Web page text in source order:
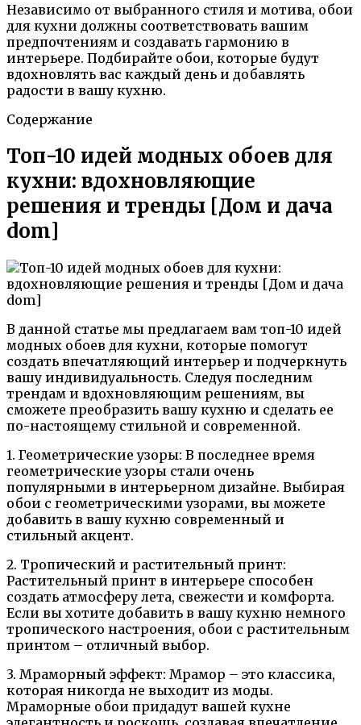
Независимо от выбранного стиля и мотива, обои
для кухни должны соответствовать вашим
предпочтениям и создавать гармонию в
интерьере. Подбирайте обои, которые будут
вдохновлять вас каждый день и добавлять
радости в вашу кухню.
Содержание
Топ-10 идей модных обоев для
кухни: вдохновляющие
решения и тренды [Дом и дача
dom]
В данной статье мы предлагаем вам топ-10 идей
модных обоев для кухни, которые помогут
создать впечатляющий интерьер и подчеркнуть
вашу индивидуальность. Следуя последним
трендам и вдохновляющим решениям, вы
сможете преобразить вашу кухню и сделать ее
по-настоящему стильной и современной.
1. Геометрические узоры: В последнее время
геометрические узоры стали очень
популярными в интерьерном дизайне. Выбирая
обои с геометрическими узорами, вы можете
добавить в вашу кухню современный и
стильный акцент.
2. Тропический и растительный принт:
Растительный принт в интерьере способен
создать атмосферу лета, свежести и комфорта.
Если вы хотите добавить в вашу кухню немного
тропического настроения, обои с растительным
принтом – отличный выбор.
3. Мраморный эффект: Мрамор – это классика,
которая никогда не выходит из моды.
Мраморные обои придадут вашей кухне